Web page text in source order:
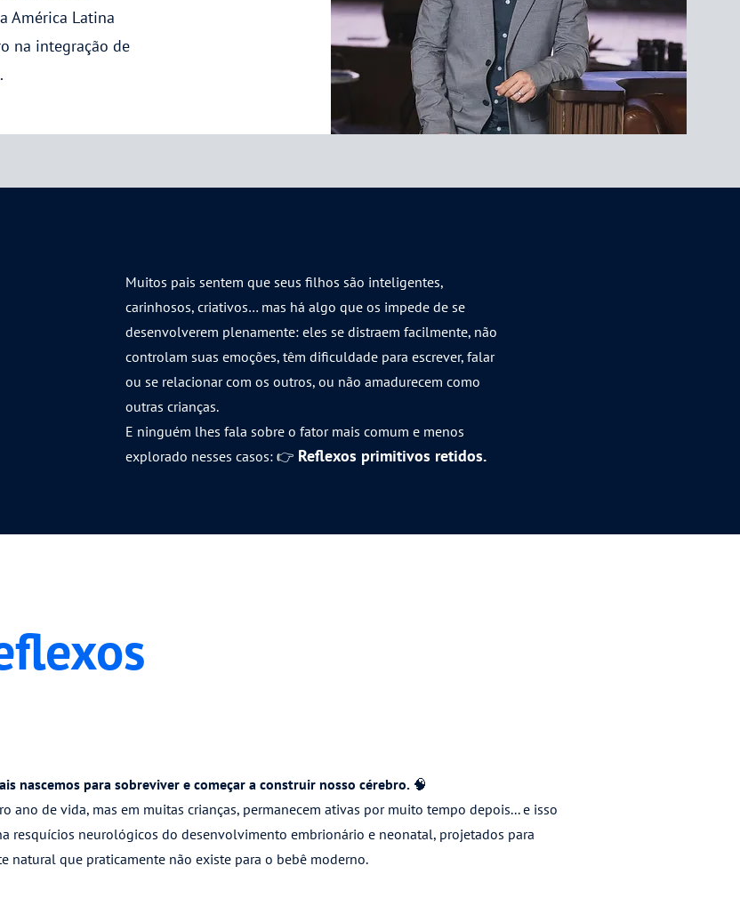
América Latina
na integração de
Muitos pais sentem que seus filhos são inteligentes,
carinhosos, criativos… mas há algo que os impede de se
desenvolverem plenamente: eles se distraem facilmente, não
controlam suas emoções, têm dificuldade para escrever, falar
ou se relacionar com os outros, ou não amadurecem como
outras crianças.
E ninguém lhes fala sobre o fator mais comum e menos
explorado nesses casos: 👉 Reflexos primitivos retidos.
nascemos para sobreviver e começar a construir nosso cérebro. 🧠
ano de vida, mas em muitas crianças, permanecem ativas por muito tempo depois... e isso
resquícios neurológicos do desenvolvimento embrionário e neonatal, projetados para
natural que praticamente não existe para o bebê moderno.